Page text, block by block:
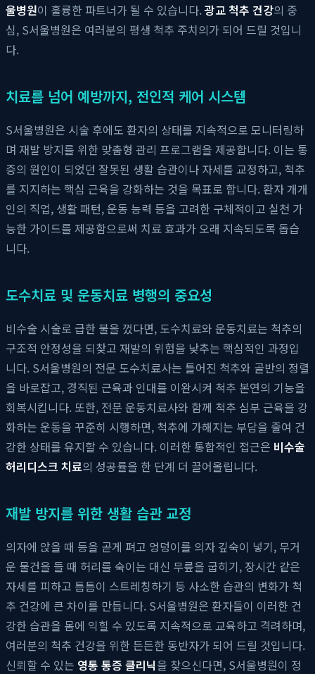
울병원이 훌륭한 파트너가 될 수 있습니다.광교 척추 건강의 중
심, S서울병원은 여러분의 평생 척추 주치의가 되어 드릴 것입니
다.
치료를 넘어 예방까지, 전인적 케어 시스템
S서울병원은 시술 후에도 환자의 상태를 지속적으로 모니터링하
며 재발 방지를 위한 맞춤형 관리 프로그램을 제공합니다. 이는 통
증의 원인이 되었던 잘못된 생활 습관이나 자세를 교정하고, 척추
를 지지하는 핵심 근육을 강화하는 것을 목표로 합니다. 환자 개개
인의 직업, 생활 패턴, 운동 능력 등을 고려한 구체적이고 실천 가
능한 가이드를 제공함으로써 치료 효과가 오래 지속되도록 돕습
니다.
도수치료 및 운동치료 병행의 중요성
비수술 시술로 급한 불을 껐다면, 도수치료와 운동치료는 척추의
구조적 안정성을 되찾고 재발의 위험을 낮추는 핵심적인 과정입
니다. S서울병원의 전문 도수치료사는 틀어진 척추와 골반의 정렬
을 바로잡고, 경직된 근육과 인대를 이완시켜 척추 본연의 기능을
회복시킵니다. 또한, 전문 운동치료사와 함께 척추 심부 근육을 강
화하는 운동을 꾸준히 시행하면, 척추에 가해지는 부담을 줄여 건
강한 상태를 유지할 수 있습니다. 이러한 통합적인 접근은 비수술
허리디스크 치료의 성공률을 한 단계 더 끌어올립니다.
재발 방지를 위한 생활 습관 교정
의자에 앉을 때 등을 곧게 펴고 엉덩이를 의자 깊숙이 넣기, 무거
운 물건을 들 때 허리를 숙이는 대신 무릎을 굽히기, 장시간 같은
자세를 피하고 틈틈이 스트레칭하기 등 사소한 습관의 변화가 척
추 건강에 큰 차이를 만듭니다. S서울병원은 환자들이 이러한 건
강한 습관을 몸에 익힐 수 있도록 지속적으로 교육하고 격려하며,
여러분의 척추 건강을 위한 든든한 동반자가 되어 드릴 것입니다.
신뢰할 수 있는 영통 통증 클리닉을 찾으신다면, S서울병원이 정